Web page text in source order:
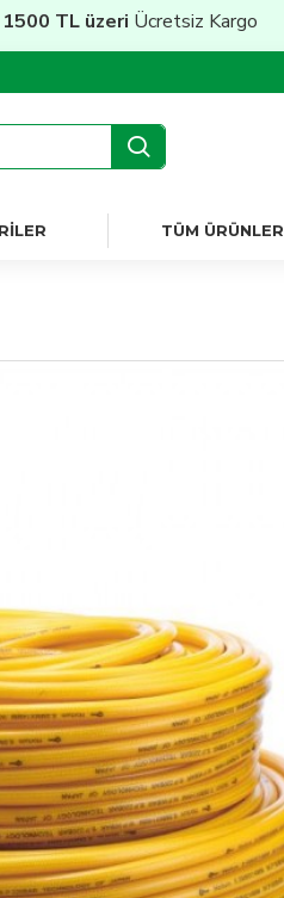
TL üzeriÜcretsiz Kargo
TÜM ÜRÜNLER